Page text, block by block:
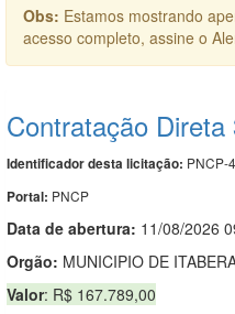
Obs: Estamos mostrando
acesso completo, assine o
Contratação Direta
Identificador desta licitação: PNCP-
Portal: PNCP
Data de abertura: 11/08/2026
Orgão: MUNICIPIO DE
Valor: R$ 167.789,00